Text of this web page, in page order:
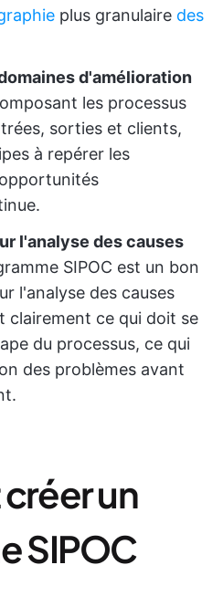
plus granulaire des
d'amélioration
les processus
sorties et clients,
à repérer les
l'analyse des causes
SIPOC est un bon
l'analyse des causes
clairement ce qui doit se
du processus, ce qui
des problèmes avant
un
SIPOC